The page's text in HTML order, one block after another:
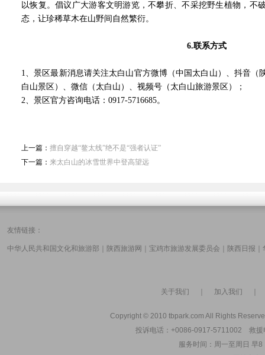
以恢复。倡议广大游客文明游览，不攀折、不采挖野生植物，不
态，让珍稀草木在山野间自然繁衍。
6.联系方式
1、景区最新消息请关注太白山官方微博（中国太白山）、抖音（
白山景区）、微信（太白山）、视频号（太白山旅游景区）；
2、景区官方咨询电话：0917-5716685。
上一篇： 擅自穿越“鳌太线”绝不是“强者认证”
下一篇： 来太白山的冰雪世界中登高望远
友情链接：
中华人民共和国文化和旅游部 陕西旅游网 宝鸡市旅游发展委员会 陕西日报
关于我们 加入我们
Copyright © 2010 tbpark.com All Rights
投诉电话：+0086-0917-5711002 救
服务时间：周一至周日 早